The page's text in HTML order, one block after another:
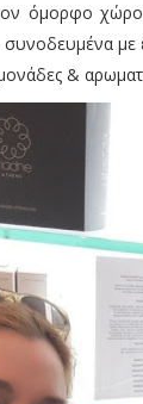
όμορφο
συνοδευμένα με
&